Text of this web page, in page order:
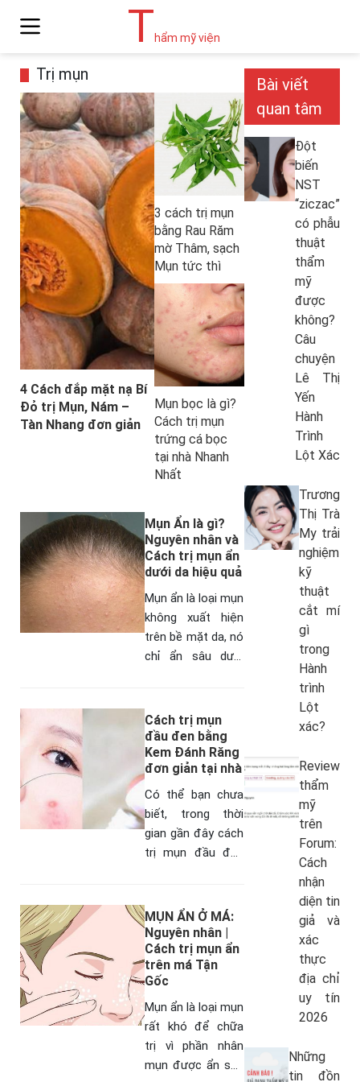
Thẩm mỹ viện
Trị mụn
4 Cách đắp mặt nạ Bí
Đỏ trị Mụn, Nám –
Tàn Nhang đơn giản
3 cách trị mụn
bằng Rau Răm
mờ Thâm, sạch
Mụn tức thì
Mụn bọc là gì?
Cách trị mụn
trứng cá bọc
tại nhà Nhanh
Nhất
Mụn Ẩn là gì?
Nguyên nhân và
Cách trị mụn ẩn
dưới da hiệu quả
Mụn ẩn là loại mụn
không xuất hiện
trên bề mặt da, nó
chỉ ẩn sâu dưới
không làm sạch
da thường xuyên,…
Cách trị mụn
đầu đen bằng
Kem Đánh Răng
đơn giản tại nhà
Có thể bạn chưa
biết, trong thời
gian gần đây cách
trị mụn đầu đen
nhiều. Phương
pháp này được rất
nhiều…
MỤN ẨN Ở MÁ:
Nguyên nhân |
Cách trị mụn ẩn
trên má Tận
Gốc
Mụn ẩn là loại mụn
rất khó để chữa
trị vì phần nhân
mụn được ẩn sau
Bài viết
quan tâm
Đột
biến
NST
“ziczac”
có phẫu
thuật
thẩm
mỹ
được
không?
Câu
chuyện
Lê Thị
Yến
Hành
Trình
Lột Xác
Trương
Thị Trà
My trải
nghiệm
kỹ
thuật
cắt mí
gì
trong
Hành
trình
Lột
xác?
Review
thẩm
mỹ
trên
Forum:
Cách
nhận
diện tin
giả và
xác
thực
địa chỉ
uy tín
2026
Những
tin đồn